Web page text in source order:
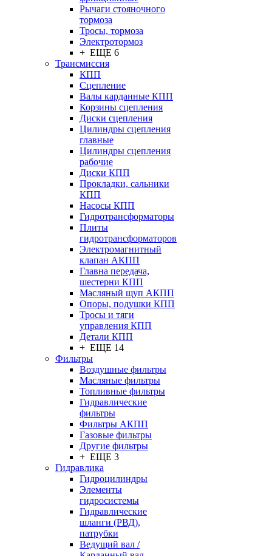
Рычаги стояночного
тормоза
Тросы, тормоза
Электротормоз
+ ЕЩЕ 6
Трансмиссия
КПП
Сцепление
Валы карданные КПП
Корзины сцепления
Диски сцепления
Цилиндры сцепления
главные
Цилиндры сцепления
рабочие
Диски КПП
Прокладки, сальники
КПП
Насосы КПП
Гидротрансформаторы
Плиты
гидротрансформаторов
Электромагнитный
клапан АКПП
Главна передача,
шестерни КПП
Масляный щуп АКПП
Опоры, подушки КПП
Тросы и тяги
управления КПП
Детали КПП
+ ЕЩЕ 14
Фильтры
Воздушные фильтры
Масляные фильтры
Топливные фильтры
Гидравлические
фильтры
Фильтры АКПП
Газовые фильтры
Другие фильтры
+ ЕЩЕ 3
Гидравлика
Гидроцилиндры
Элементы
гидросистемы
Гидравлические
шланги (РВД),
патрубки
Ведущий вал /